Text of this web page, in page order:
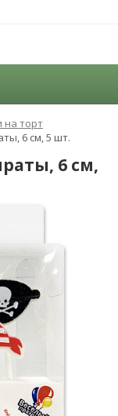
на торт
6 см, 5 шт.
6 см,